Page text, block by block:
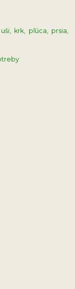
krk, pľúca, prsia,